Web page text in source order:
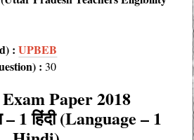
) :UPBEB
: 30
Paper 2018
1 हिंदी (Language – 1